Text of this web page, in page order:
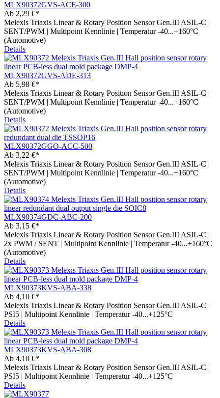
MLX90372GVS-ACE-300
Ab 2,29 €*
Melexis Triaxis Linear & Rotary Position Sensor Gen.III ASIL-C |
SENT/PWM | Multipoint Kennlinie | Temperatur -40...+160°C
(Automotive)
Details
MLX90372GVS-ADE-313
Ab 5,98 €*
Melexis Triaxis Linear & Rotary Position Sensor Gen.III ASIL-C |
SENT/PWM | Multipoint Kennlinie | Temperatur -40...+160°C
(Automotive)
Details
MLX90372GGO-ACC-500
Ab 3,22 €*
Melexis Triaxis Linear & Rotary Position Sensor Gen.III ASIL-C |
SENT/PWM | Multipoint Kennlinie | Temperatur -40...+160°C
(Automotive)
Details
MLX90374GDC-ABC-200
Ab 3,15 €*
Melexis Triaxis Linear & Rotary Position Sensor Gen.III ASIL-C |
2x PWM / SENT | Multipoint Kennlinie | Temperatur -40...+160°C
(Automotive)
Details
MLX90373KVS-ABA-338
Ab 4,10 €*
Melexis Triaxis Linear & Rotary Position Sensor Gen.III ASIL-C |
PSI5 | Multipoint Kennlinie | Temperatur -40...+125°C
Details
MLX90373KVS-ABA-308
Ab 4,10 €*
Melexis Triaxis Linear & Rotary Position Sensor Gen.III ASIL-C |
PSI5 | Multipoint Kennlinie | Temperatur -40...+125°C
Details